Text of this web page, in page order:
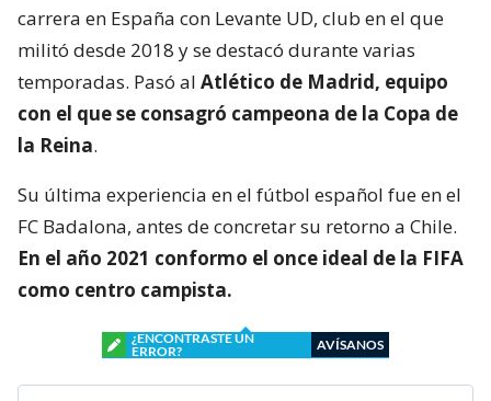
carrera en España con Levante UD, club en el que
militó desde 2018 y se destacó durante varias
temporadas. Pasó al Atlético de Madrid, equipo
con el que se consagró campeona de la Copa de
la Reina.
Su última experiencia en el fútbol español fue en el
FC Badalona, antes de concretar su retorno a Chile.
En el año 2021 conformo el once ideal de la FIFA
como centro campista.
¿ENCONTRASTE UN
ERROR?
AVÍSANOS